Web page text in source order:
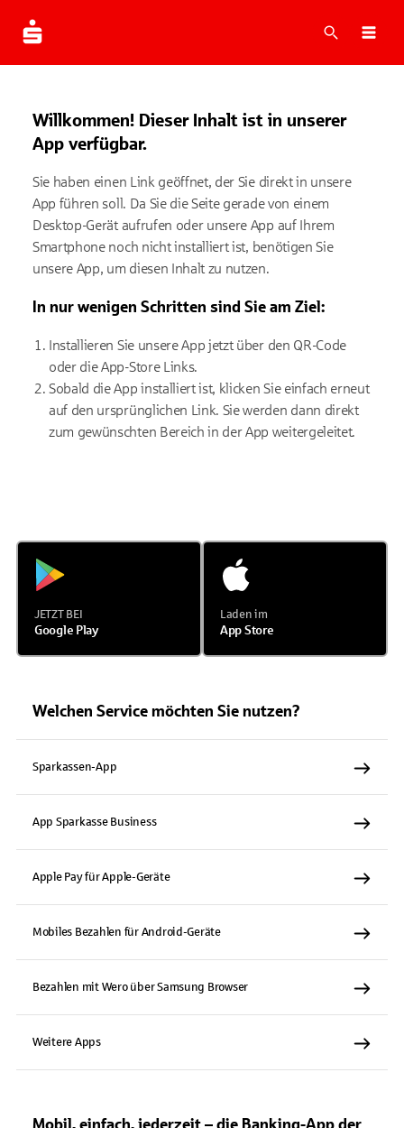
Suche
Willkommen! Dieser Inhalt ist in unserer
App verfügbar.
Sie haben einen Link geöffnet, der Sie direkt in unsere
App führen soll. Da Sie die Seite gerade von einem
Desktop-Gerät aufrufen oder unsere App auf Ihrem
Smartphone noch nicht installiert ist, benötigen Sie
unsere App, um diesen Inhalt zu nutzen.
In nur wenigen Schritten sind Sie am Ziel:
Installieren Sie unsere App jetzt über den QR-Code
oder die App-Store Links.
Sobald die App installiert ist, klicken Sie einfach erneut
auf den ursprünglichen Link. Sie werden dann direkt
zum gewünschten Bereich in der App weitergeleitet.
JETZT BEI
Google Play
Laden im
App Store
Welchen Service möchten Sie nutzen?
Sparkassen-App
App Sparkasse Business
Apple Pay für Apple-Geräte
Mobiles Bezahlen für Android-Geräte
Bezahlen mit Wero über Samsung Browser
Weitere Apps
Mobil, einfach, jederzeit – die Banking-App der